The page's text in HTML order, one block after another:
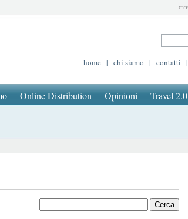
home | chi siamo | contatti |
Online Distribution Opinioni Travel 2.0